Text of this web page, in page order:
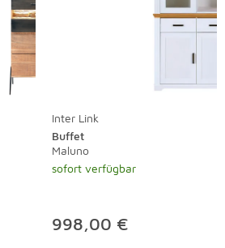
Inter Link
Buffet
Maluno
sofort verfügbar
998,00 €